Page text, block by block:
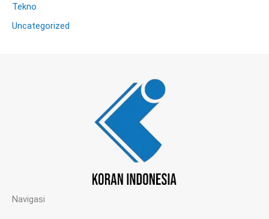
Tekno
Uncategorized
Navigasi